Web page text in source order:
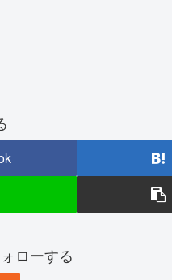
ローする